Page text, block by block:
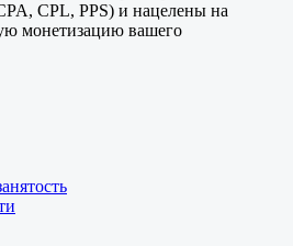
CPL, PPS) и нацелены на
монетизацию вашего